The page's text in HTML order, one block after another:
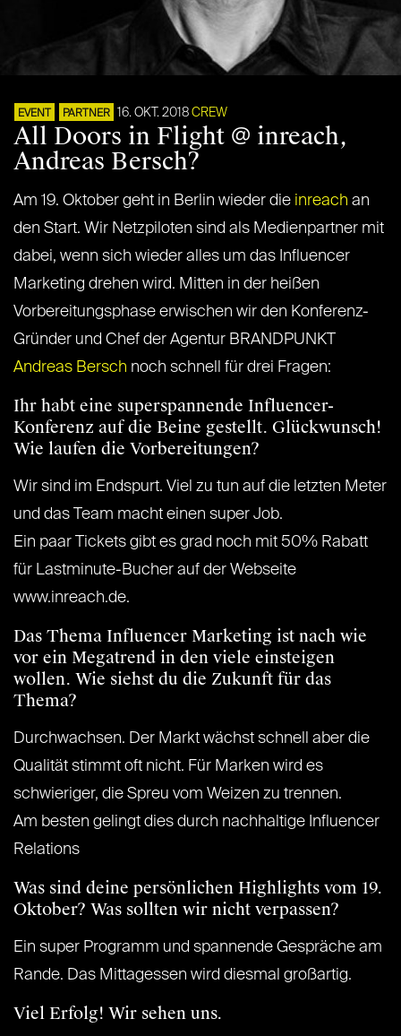
EVENT PARTNER 16. OKT. 2018 CREW
All Doors in Flight @ inreach,
Andreas Bersch?
Am 19. Oktober geht in Berlin wieder die inreach an
den Start. Wir Netzpiloten sind als Medienpartner mit
dabei, wenn sich wieder alles um das Influencer
Marketing drehen wird. Mitten in der heißen
Vorbereitungsphase erwischen wir den Konferenz-
Gründer und Chef der Agentur BRANDPUNKT
Andreas Bersch noch schnell für drei Fragen:
Ihr habt eine superspannende Influencer-
Konferenz auf die Beine gestellt. Glückwunsch!
Wie laufen die Vorbereitungen?
Wir sind im Endspurt. Viel zu tun auf die letzten Meter
und das Team macht einen super Job.
Ein paar Tickets gibt es grad noch mit 50% Rabatt
für Lastminute-Bucher auf der Webseite
www.inreach.de.
Das Thema Influencer Marketing ist nach wie
vor ein Megatrend in den viele einsteigen
wollen. Wie siehst du die Zukunft für das
Thema?
Durchwachsen. Der Markt wächst schnell aber die
Qualität stimmt oft nicht. Für Marken wird es
schwieriger, die Spreu vom Weizen zu trennen.
Am besten gelingt dies durch nachhaltige Influencer
Relations
Was sind deine persönlichen Highlights vom 19.
Oktober? Was sollten wir nicht verpassen?
Ein super Programm und spannende Gespräche am
Rande. Das Mittagessen wird diesmal großartig.
Viel Erfolg! Wir sehen uns.